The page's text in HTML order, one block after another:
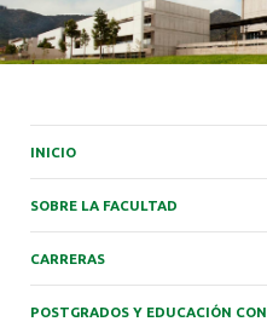
INICIO
SOBRE LA FACULTAD
CARRERAS
POSTGRADOS Y EDUCACIÓN